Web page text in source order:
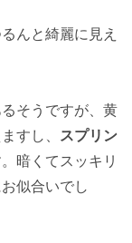
んと綺麗に見え
そうですが、黄
すし、
スプリン
暗くてスッキリ
似合いでし